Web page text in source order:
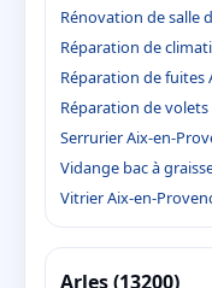
Rénovation de salle
Réparation de
Réparation de fuites
Réparation de
Serrurier Aix-en-
Vidange bac à
Vitrier Aix-en-
Arles (13200)